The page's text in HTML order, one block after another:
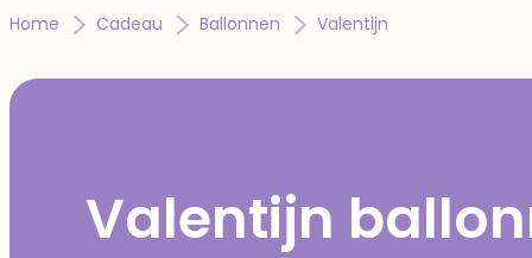
Home Cadeau Ballonnen Valentijn
Valentijn